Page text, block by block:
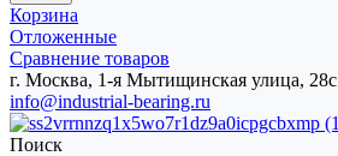
Корзина
Отложенные
Сравнение товаров
г. Москва, 1-я Мытищинская улица, 28с
info@industrial-bearing.ru
Поиск